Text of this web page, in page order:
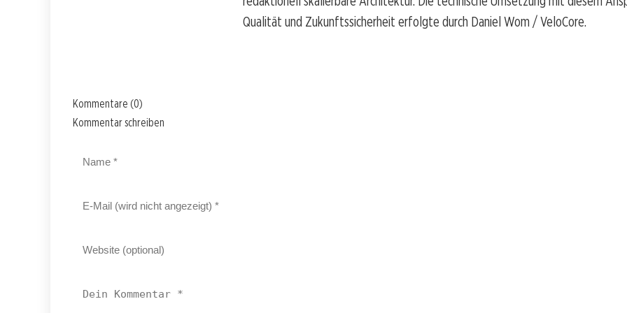
Qualität und Zukunftssicherheit erfolgte durch Daniel Wom / VeloCore.
Kommentare (0)
Kommentar schreiben